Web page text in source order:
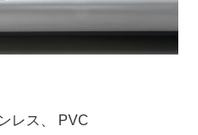
レス、
PVC